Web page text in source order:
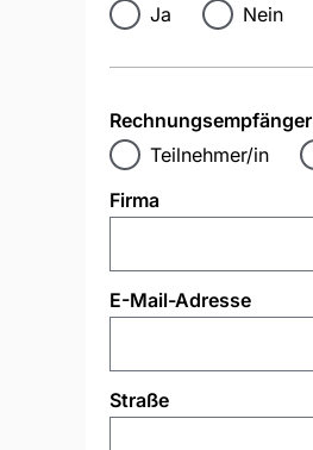
Ja
Nein
Rechnungsempfänger
Teilnehmer/in
Firma
E-Mail-Adresse
Straße